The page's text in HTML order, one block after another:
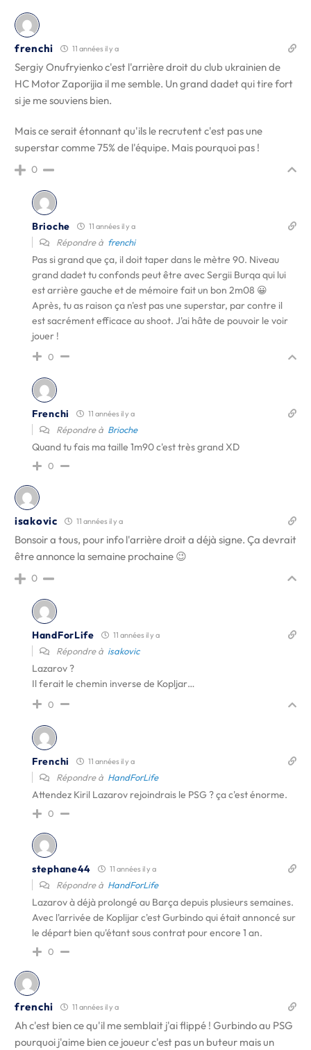
frenchi 11 années il y a
Sergiy Onufryienko c'est l'arrière droit du club ukrainien de
HC Motor Zaporijia il me semble. Un grand dadet qui tire fort
si je me souviens bien.
Mais ce serait étonnant qu'ils le recrutent c'est pas une
superstar comme 75% de l'équipe. Mais pourquoi pas !
0
Brioche 11 années il y a
Répondre à frenchi
Pas si grand que ça, il doit taper dans le mètre 90. Niveau
grand dadet tu confonds peut être avec Sergii Burqa qui lui
est arrière gauche et de mémoire fait un bon 2m08 😀
Après, tu as raison ça n'est pas une superstar, par contre il
est sacrément efficace au shoot. J'ai hâte de pouvoir le voir
jouer !
0
Frenchi 11 années il y a
Répondre à Brioche
Quand tu fais ma taille 1m90 c'est très grand XD
0
isakovic 11 années il y a
Bonsoir a tous, pour info l'arrière droit a déjà signe. Ça devrait
être annonce la semaine prochaine 😉
0
HandForLife 11 années il y a
Répondre à isakovic
Lazarov ?
Il ferait le chemin inverse de Kopljar…
0
Frenchi 11 années il y a
Répondre à HandForLife
Attendez Kiril Lazarov rejoindrais le PSG ? ça c'est énorme.
0
stephane44 11 années il y a
Répondre à HandForLife
Lazarov à déjà prolongé au Barça depuis plusieurs semaines.
Avec l'arrivée de Koplijar c'est Gurbindo qui était annoncé sur
le départ bien qu'étant sous contrat pour encore 1 an.
0
frenchi 11 années il y a
Ah c'est bien ce qu'il me semblait j'ai flippé ! Gurbindo au PSG
pourquoi j'aime bien ce joueur c'est pas un buteur mais un